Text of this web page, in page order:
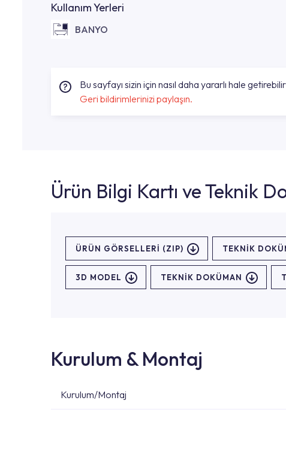
Kullanım Yerleri
BANYO
Bu sayfayı sizin için nasıl daha yararlı hale
Geri bildirimlerinizi paylaşın.
Ürün Bilgi Kartı ve Teknik
ÜRÜN GÖRSELLERI (ZIP) TEKNİK
3D MODEL TEKNİK DOKÜMAN
Kurulum & Montaj
Kurulum/Montaj